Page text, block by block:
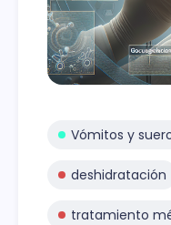
Vómitos y
deshidratación
tratamiento